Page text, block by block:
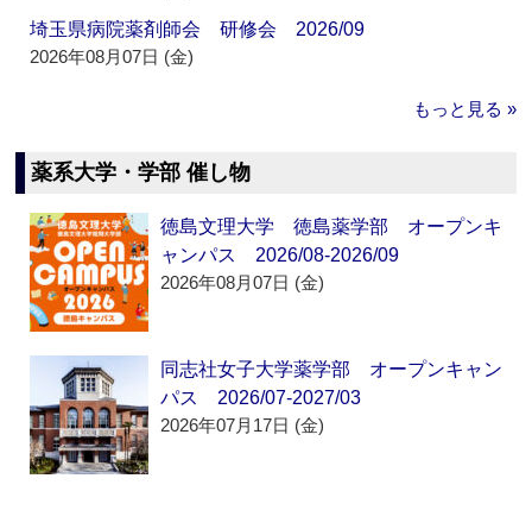
埼玉県病院薬剤師会 研修会 2026/09
2026年08月07日 (金)
もっと見る »
薬系大学・学部 催し物
徳島文理大学 徳島薬学部 オープンキ
ャンパス 2026/08-2026/09
2026年08月07日 (金)
同志社女子大学薬学部 オープンキャン
パス 2026/07-2027/03
2026年07月17日 (金)